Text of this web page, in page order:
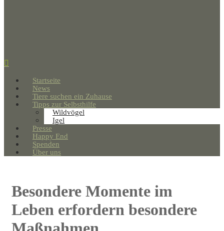
Startseite
News
Tiere suchen ein Zuhause
Tipps zur Selbsthilfe
Wildvögel
Igel
Presse
Happy End
Spenden
Über uns
Besondere Momente im
Leben erfordern besondere